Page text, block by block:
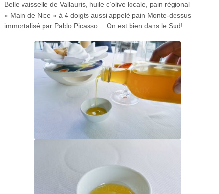
Belle vaisselle de Vallauris, huile d’olive locale, pain régional
« Main de Nice » à 4 doigts aussi appelé pain Monte-dessus
immortalisé par Pablo Picasso… On est bien dans le Sud!